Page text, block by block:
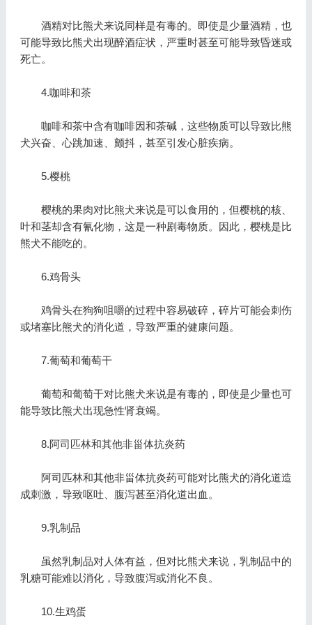
酒精对比熊犬来说同样是有毒的。即使是少量酒精，也
可能导致比熊犬出现醉酒症状，严重时甚至可能导致昏迷或
死亡。
4.咖啡和茶
咖啡和茶中含有咖啡因和茶碱，这些物质可以导致比熊
犬兴奋、心跳加速、颤抖，甚至引发心脏疾病。
5.樱桃
樱桃的果肉对比熊犬来说是可以食用的，但樱桃的核、
叶和茎却含有氰化物，这是一种剧毒物质。因此，樱桃是比
熊犬不能吃的。
6.鸡骨头
鸡骨头在狗狗咀嚼的过程中容易破碎，碎片可能会刺伤
或堵塞比熊犬的消化道，导致严重的健康问题。
7.葡萄和葡萄干
葡萄和葡萄干对比熊犬来说是有毒的，即使是少量也可
能导致比熊犬出现急性肾衰竭。
8.阿司匹林和其他非甾体抗炎药
阿司匹林和其他非甾体抗炎药可能对比熊犬的消化道造
成刺激，导致呕吐、腹泻甚至消化道出血。
9.乳制品
虽然乳制品对人体有益，但对比熊犬来说，乳制品中的
乳糖可能难以消化，导致腹泻或消化不良。
10.生鸡蛋